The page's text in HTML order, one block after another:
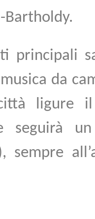
Bartholdy.
principali
da
città ligure
seguirà
sempre